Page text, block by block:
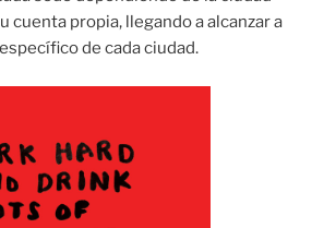
cuenta propia, llegando a alcanzar a
de cada ciudad.